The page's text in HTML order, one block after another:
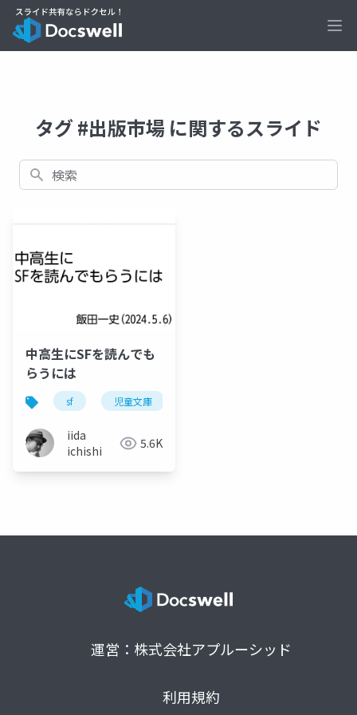
タグ #出版市場 に関するスライド
検索
中高生にSFを読んでも
らうには
sf 児童文庫
iida
ichishi
5.6K
運営：株式会社アプルーシッド
利用規約